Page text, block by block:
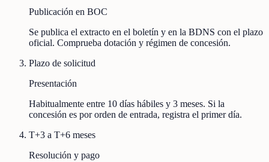
Publicación en BOC
Se publica el extracto en el boletín y en la BDNS con el plazo
oficial. Comprueba dotación y régimen de concesión.
Plazo de solicitud
Presentación
Habitualmente entre 10 días hábiles y 3 meses. Si la
concesión es por orden de entrada, registra el primer día.
T+3 a T+6 meses
Resolución y pago